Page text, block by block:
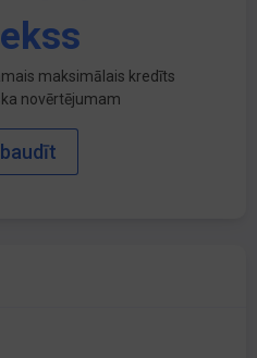
maksimālais kredīts
novērtējumam